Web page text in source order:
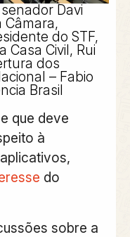
Davi
do STF,
Casa Civil, Rui
dos
– Fabio
Brasil
que deve
à
do
sobre a